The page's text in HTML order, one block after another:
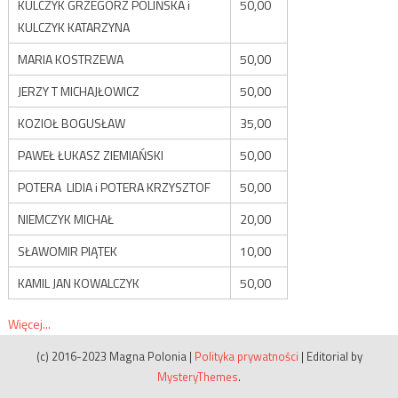
KULCZYK GRZEGORZ POLIŃSKA i
KULCZYK KATARZYNA
50,00
MARIA KOSTRZEWA
50,00
JERZY T MICHAJŁOWICZ
50,00
KOZIOŁ BOGUSŁAW
35,00
PAWEŁ ŁUKASZ ZIEMIAŃSKI
50,00
POTERA LIDIA i POTERA KRZYSZTOF
50,00
NIEMCZYK MICHAŁ
20,00
SŁAWOMIR PIĄTEK
10,00
KAMIL JAN KOWALCZYK
50,00
Więcej...
(c) 2016-2023 Magna Polonia | Polityka prywatności | Editorial by
MysteryThemes.